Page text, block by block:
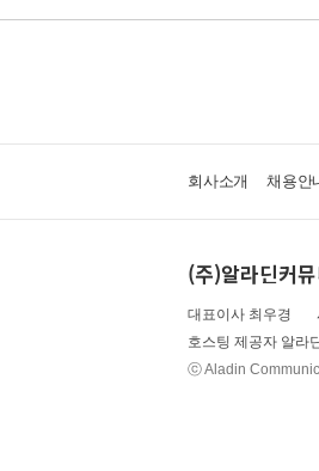
회사소개 채용안
(주)알라딘커
대표이사 최우경
호스팅 제공자 알라
ⓒ Aladin